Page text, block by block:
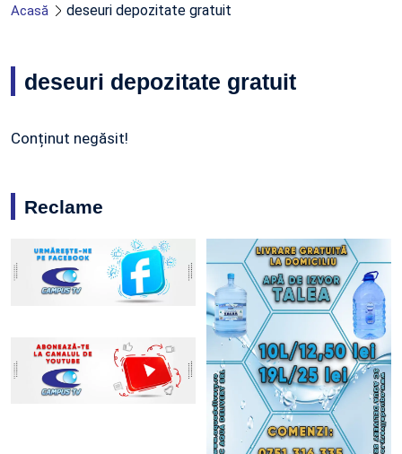
Acasă deseuri depozitate gratuit
deseuri depozitate gratuit
Conținut negăsit!
Reclame